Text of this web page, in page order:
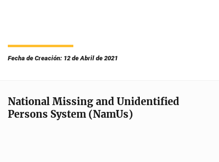
Fecha de Creación: 12 de Abril de 2021
National Missing and Unidentified
Persons System (NamUs)